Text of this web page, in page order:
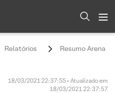
Relatórios Resumo Arena
18/03/2021 22:37:55 • Atualizado em
18/03/2021 22:37:57